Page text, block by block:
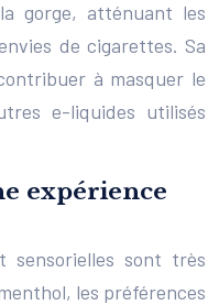
gorge, atténuant les
de cigarettes. Sa
à masquer le
e-liquides utilisés
expérience
sensorielles sont très
les préférences